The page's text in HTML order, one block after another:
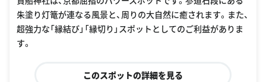
朱塗り灯篭が連なる風景と、周りの大自然に癒されます。また、
超強力な「縁結び」「縁切り」スポットとしてのご利益がありま
す。
このスポットの詳細を見る